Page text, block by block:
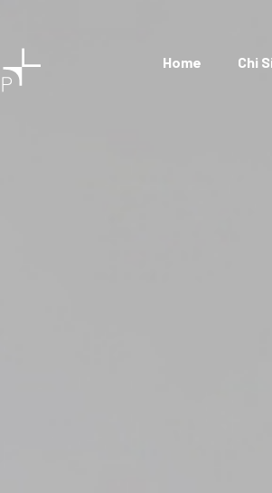
Home Chi